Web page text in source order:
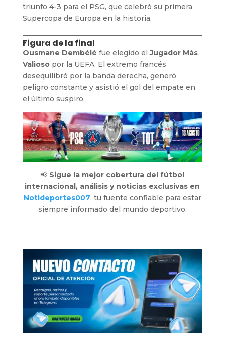
triunfo 4-3 para el PSG, que celebró su primera
Supercopa de Europa en la historia.
Figura de la final
Ousmane Dembélé fue elegido elJugador Más
Valiosopor la UEFA. El extremo francés
desequilibró por la banda derecha, generó
peligro constante y asistió el gol del empate en
el último suspiro.
📢 Sigue la mejor cobertura del fútbol
internacional, análisis y noticias exclusivas en
Notideportes007, tu fuente confiable para estar
siempre informado del mundo deportivo.